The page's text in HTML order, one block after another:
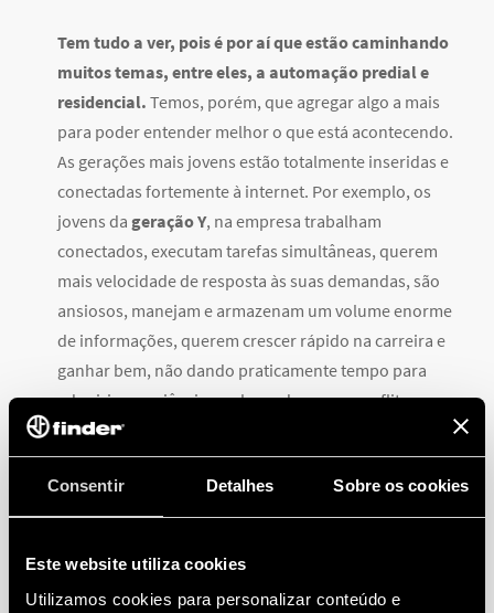
Consentir Detalhes Sobre os cookies
Este website utiliza cookies
Utilizamos cookies para personalizar conteúdo e
Tem tudo a ver, pois é por aí que estão caminhando
muitos temas, entre eles, a automação predial e
residencial. Temos, porém, que agregar algo a mais
para poder entender melhor o que está acontecendo.
As gerações mais jovens estão totalmente inseridas e
conectadas fortemente à internet. Por exemplo, os
jovens da geração Y, na empresa trabalham
conectados, executam tarefas simultâneas, querem
mais velocidade de resposta às suas demandas, são
ansiosos, manejam e armazenam um volume enorme
de informações, querem crescer rápido na carreira e
ganhar bem, não dando praticamente tempo para
adquirir experiência e colocando-se em conflito
quase sem perceber com os funcionários da mesma
empresa de gerações anteriores.
Tudo isto, devido ao contexto que estão inseridos,
todas as tecnologias possíveis para que se execute as
tarefas com rapidez. Ai começa um dilema, pois ao